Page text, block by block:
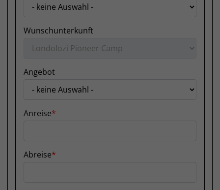
Wunschunterkunft
Angebot
Anreise
Abreise